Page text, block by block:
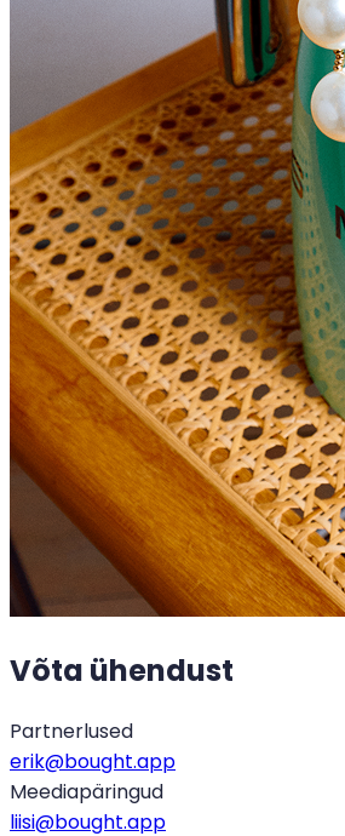
Võta ühendust
Partnerlused
erik@bought.app
Meediapäringud
liisi@bought.app